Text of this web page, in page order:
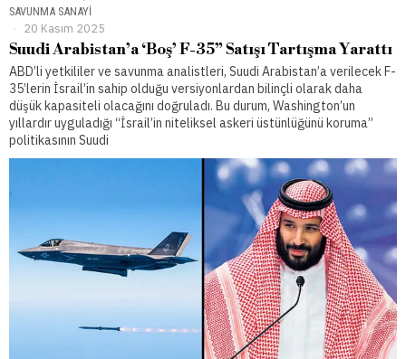
SAVUNMA SANAYI
20 Kasım 2025
Suudi Arabistan’a ‘Boş’ F-35” Satışı Tartışma Yarattı
ABD’li yetkililer ve savunma analistleri, Suudi Arabistan’a verilecek F-
35’lerin İsrail’in sahip olduğu versiyonlardan bilinçli olarak daha
düşük kapasiteli olacağını doğruladı. Bu durum, Washington’un
yıllardır uyguladığı “İsrail’in niteliksel askeri üstünlüğünü koruma”
politikasının Suudi